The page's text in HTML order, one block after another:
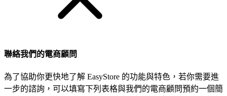
聯絡我們的電商顧問
為了協助你更快地了解 EasyStore 的功能與特色，若你需要進
一步的諮詢，可以填寫下列表格與我們的電商顧問預約一個簡